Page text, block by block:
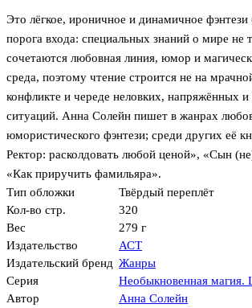
Это лёгкое, ироничное и динамичное фэнтези
порога входа: специальных знаний о мире не
сочетаются любовная линия, юмор и
среда, поэтому чтение строится не на
конфликте и череде неловких, напряжённых
ситуаций. Анна Солейн пишет в жанрах
юмористического фэнтези; среди других её
Ректор: расколдовать любой ценой», «Сын
«Как приручить фамильяра».
Тип обложки
Твёрдый переплёт
Кол-во стр.
320
Вес
279 г
Издательство
АСТ
Издательский бренд Жанры
Серия
Необыкновенная магия.
Автор
Анна Солейн